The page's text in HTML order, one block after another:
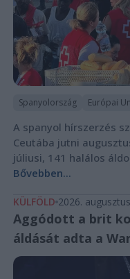
Spanyolország Európai
A spanyol hírszerzés
Ceutába jutni
júliusi, 141 halálos
Bővebben...
KÜLFÖLD 2026.
Aggódott a brit
áldását adta a